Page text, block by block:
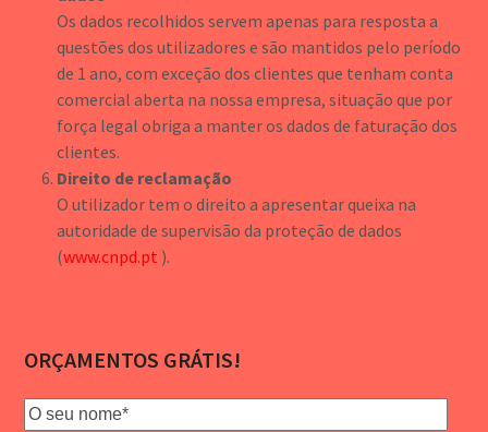
Os dados recolhidos servem apenas para resposta a
questões dos utilizadores e são mantidos pelo período
de 1 ano, com exceção dos clientes que tenham conta
comercial aberta na nossa empresa, situação que por
força legal obriga a manter os dados de faturação dos
clientes.
Direito de reclamação
O utilizador tem o direito a apresentar queixa na
autoridade de supervisão da proteção de dados
(www.cnpd.pt ).
ORÇAMENTOS GRÁTIS!